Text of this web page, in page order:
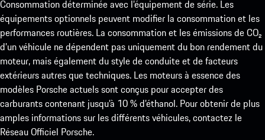
Consommation déterminée avec l’équipement de série. Les
équipements optionnels peuvent modifier la consommation et les
performances routières. La consommation et les émissions de CO₂
d’un véhicule ne dépendent pas uniquement du bon rendement du
moteur, mais également du style de conduite et de facteurs
extérieurs autres que techniques. Les moteurs à essence des
modèles Porsche actuels sont conçus pour accepter des
carburants contenant jusqu’à 10 % d’éthanol. Pour obtenir de plus
amples informations sur les différents véhicules, contactez le
Réseau Officiel Porsche.